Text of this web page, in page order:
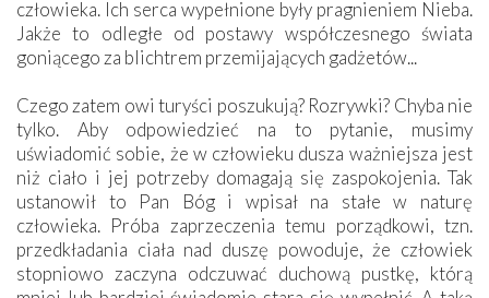
człowieka. Ich serca wypełnione były pragnieniem Nieba.
Jakże to odległe od postawy współczesnego świata
goniącego za blichtrem przemijających gadżetów...
Czego zatem owi turyści poszukują? Rozrywki? Chyba nie
tylko. Aby odpowiedzieć na to pytanie, musimy
uświadomić sobie, że w człowieku dusza ważniejsza jest
niż ciało i jej potrzeby domagają się zaspokojenia. Tak
ustanowił to Pan Bóg i wpisał na stałe w naturę
człowieka. Próba zaprzeczenia temu porządkowi, tzn.
przedkładania ciała nad duszę powoduje, że człowiek
stopniowo zaczyna odczuwać duchową pustkę, którą